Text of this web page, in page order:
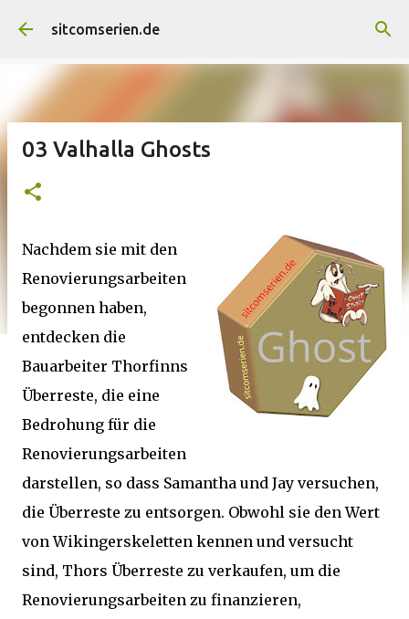
Direkt zum Hauptbereich
sitcomserien.de
03 Valhalla Ghosts
Nachdem sie mit den
Renovierungsarbeiten
begonnen haben,
entdecken die
Bauarbeiter Thorfinns
Überreste, die eine
Bedrohung für die
Renovierungsarbeiten
darstellen, so dass Samantha und Jay versuchen,
die Überreste zu entsorgen. Obwohl sie den Wert
von Wikingerskeletten kennen und versucht
sind, Thors Überreste zu verkaufen, um die
Renovierungsarbeiten zu finanzieren,